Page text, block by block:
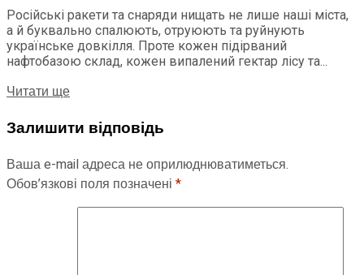
Російські ракети та снаряди нищать не лише наші міста,
а й буквально спалюють, отруюють та руйнують
українське довкілля. Проте кожен підірваний
нафтобазою склад, кожен випалений гектар лісу та...
Читати ще
Залишити відповідь
Ваша e-mail адреса не оприлюднюватиметься.
Обов’язкові поля позначені *